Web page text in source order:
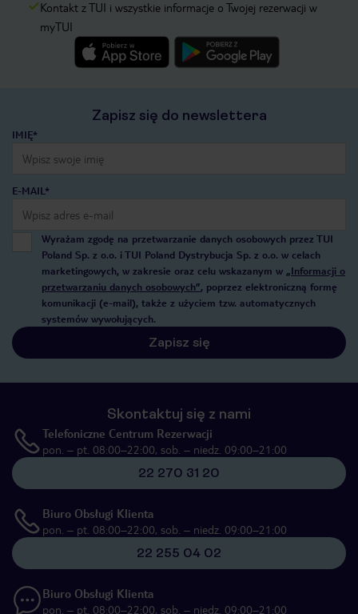
Kontakt z TUI i wszystkie informacje o Twojej rezerwacji w
myTUI
Zapisz się do newslettera
IMIĘ*
E-MAIL*
Wyrażam zgodę na przetwarzanie danych osobowych przez TUI
Poland Sp. z o.o. i TUI Poland Dystrybucja Sp. z o.o. w celach
marketingowych, w zakresie oraz celu wskazanym w „Informacji o
przetwarzaniu danych osobowych”, poprzez elektroniczną formę
komunikacji (e-mail), także z użyciem tzw. automatycznych
systemów wywołujących.
Zapisz się
Skontaktuj się z nami
Telefoniczne Centrum Rezerwacji
pon. – pt. 08:00–22:00, sob. – niedz. 09:00–21:00
22 270 31 20
Biuro Obsługi Klienta
pon. – pt. 08:00–22:00, sob. – niedz. 09:00–21:00
22 255 04 02
Biuro Obsługi Klienta
pon. – pt. 08:00–22:00, sob. – niedz. 09:00–21:00